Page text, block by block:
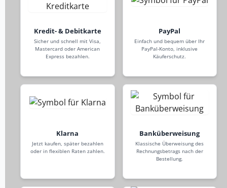
Kredit- & Debitkarte
Sicher und schnell mit Visa,
Mastercard oder American
Express bezahlen.
PayPal
Einfach und bequem über Ihr
PayPal-Konto, inklusive
Käuferschutz.
Klarna
Jetzt kaufen, später bezahlen
oder in flexiblen Raten zahlen.
Banküberweisung
Klassische Überweisung des
Rechnungsbetrags nach der
Bestellung.